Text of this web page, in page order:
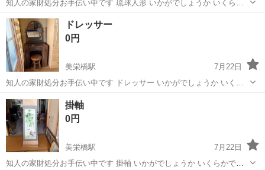
知人の家財処分お手伝い中です 琉球人形 いかがでしょうか いくらか
でもお値段つけていただけたらありがたいです もちろん、無料でも 持
っていっていただきたいです
沖縄 那覇市 美栄橋駅
ドレッサー
0円
美栄橋駅
7月22日
知人の家財処分お手伝い中です ドレッサー いかがでしょうか いくら
かでもお値段つけていただけたらありがたいです もちろん、無料でも
持っていっていただきたいです
沖縄 那覇市 美栄橋駅
掛軸
0円
美栄橋駅
7月22日
知人の家財処分お手伝い中です 掛軸 いかがでしょうか いくらかでも